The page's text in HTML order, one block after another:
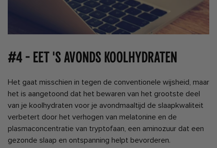
#4 - Eet 's avonds koolhydraten
Het gaat misschien in tegen de conventionele wijsheid, maar
het is aangetoond dat het bewaren van het grootste deel
van je koolhydraten voor je avondmaaltijd de slaapkwaliteit
verbetert door het verhogen van melatonine en de
plasmaconcentratie van tryptofaan, een aminozuur dat een
gezonde slaap en ontspanning helpt bevorderen.